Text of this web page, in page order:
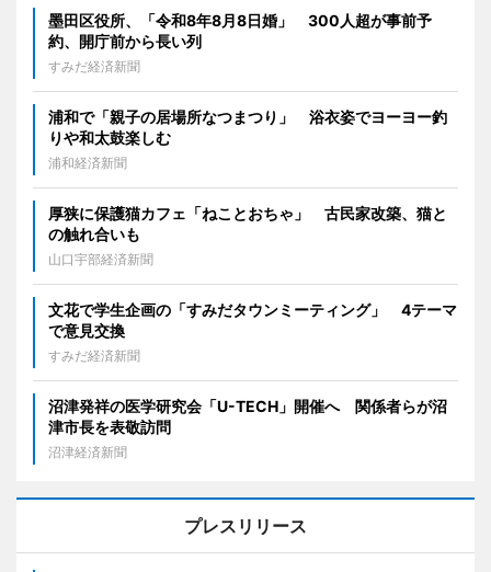
墨田区役所、「令和8年8月8日婚」 300人超が事前予
約、開庁前から長い列
すみだ経済新聞
浦和で「親子の居場所なつまつり」 浴衣姿でヨーヨー釣
りや和太鼓楽しむ
浦和経済新聞
厚狭に保護猫カフェ「ねことおちゃ」 古民家改築、猫と
の触れ合いも
山口宇部経済新聞
文花で学生企画の「すみだタウンミーティング」 4テーマ
で意見交換
すみだ経済新聞
沼津発祥の医学研究会「U-TECH」開催へ 関係者らが沼
津市長を表敬訪問
沼津経済新聞
プレスリリース